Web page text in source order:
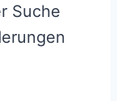
Suche